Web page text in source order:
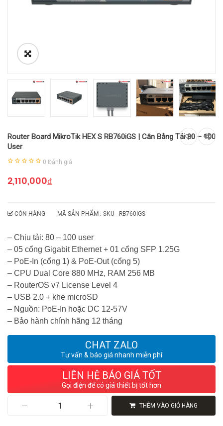
Router Board MikroTik HEX S RB760iGS | Cân Bằng Tải 80 – 100
User
0 Đánh giá
2,110,000₫
CÒN HÀNG MÃ SẢN PHẨM : SKU - RB760IGS
– Chịu tải: 80 – 100 user
– 05 cổng Gigabit Ethernet + 01 cổng SFP 1.25G
– PoE-In (cổng 1) & PoE-Out (cổng 5)
– CPU Dual Core 880 MHz, RAM 256 MB
– RouterOS v7 License Level 4
– USB 2.0 + khe microSD
– Nguồn: PoE-In hoặc DC 12-57V
– Bảo hành chính hãng 12 tháng
CHAT ZALO
Tư vấn & báo giá nhanh miễn phí
LIÊN HỆ BÁO GIÁ TỐT
Gọi điện để có giá thiết bị tốt hơn
Board
THÊM VÀO GIỎ HÀNG